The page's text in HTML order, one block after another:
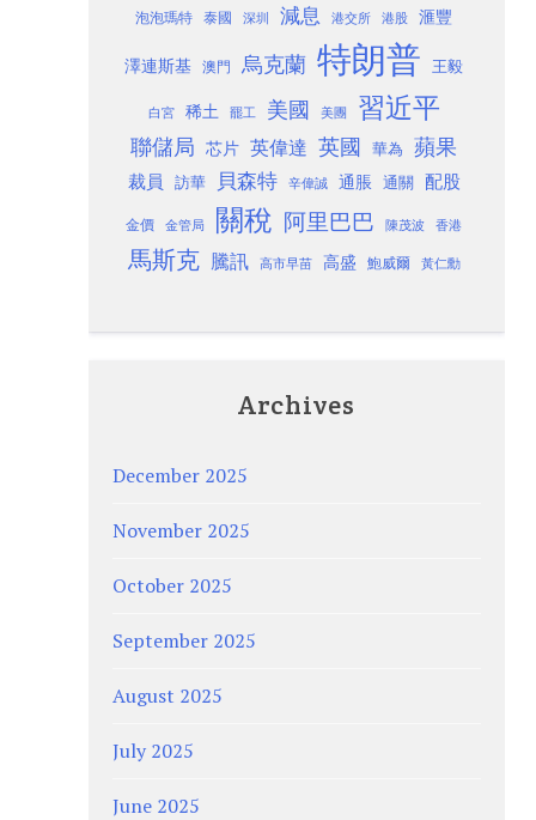
泡泡瑪特 泰國 深圳 減息 港交所 港股 滙豐
澤連斯基 澳門 烏克蘭 特朗普 王毅
白宮 稀土 罷工 美國 美團 習近平
聯儲局 芯片 英偉達 英國 華為 蘋果
裁員 訪華 貝森特 辛偉誠 通脹 通關 配股
金價 金管局 關稅 阿里巴巴 陳茂波 香港
馬斯克 騰訊 高市早苗 高盛 鮑威爾 黃仁勳
Archives
December 2025
November 2025
October 2025
September 2025
August 2025
July 2025
June 2025